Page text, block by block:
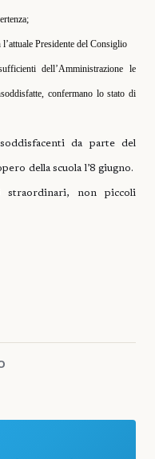
Presidente del Consiglio
dell’Amministrazione le
confermano lo stato di
da parte del
della scuola l’8 giugno.
straordinari, non piccoli